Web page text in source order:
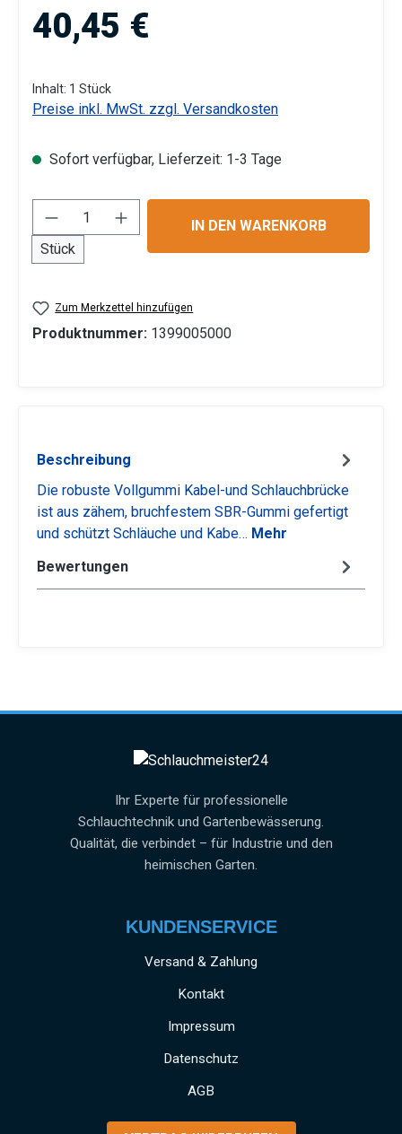
Regulärer Preis:
40,45 €
Inhalt: 1 Stück
Preise inkl. MwSt. zzgl. Versandkosten
Sofort verfügbar, Lieferzeit: 1-3 Tage
Produkt Anzahl: Gib den gewünschten
Stück
IN DEN WARENKORB
Zum Merkzettel hinzufügen
Produktnummer: 1399005000
Beschreibung
Die robuste Vollgummi Kabel-und Schlauchbrücke
ist aus zähem, bruchfestem SBR-Gummi gefertigt
und schützt Schläuche und Kabe… Mehr
Bewertungen
Ihr Experte für professionelle
Schlauchtechnik und Gartenbewässerung.
Qualität, die verbindet – für Industrie und den
heimischen Garten.
KUNDENSERVICE
Versand & Zahlung
Kontakt
Impressum
Datenschutz
AGB